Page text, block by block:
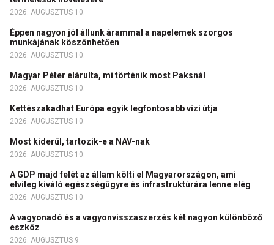
2026. AUGUSZTUS 10.
Éppen nagyon jól állunk árammal a napelemek szorgos
munkájának köszönhetően
2026. AUGUSZTUS 10.
Magyar Péter elárulta, mi történik most Paksnál
2026. AUGUSZTUS 10.
Kettészakadhat Európa egyik legfontosabb vízi útja
2026. AUGUSZTUS 10.
Most kiderül, tartozik-e a NAV-nak
2026. AUGUSZTUS 10.
A GDP majd felét az állam költi el Magyarországon, ami
elvileg kiváló egészségügyre és infrastruktúrára lenne elég
2026. AUGUSZTUS 10.
A vagyonadó és a vagyonvisszaszerzés két nagyon különböző
eszköz
2026. AUGUSZTUS 9.